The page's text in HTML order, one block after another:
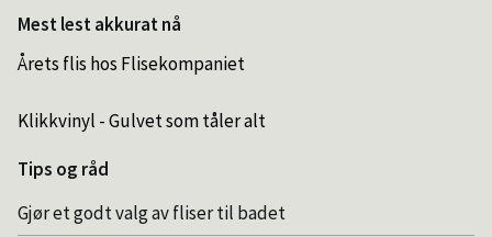
Mest lest akkurat nå
Årets flis hos Flisekompaniet
Klikkvinyl - Gulvet som tåler alt
Tips og råd
Gjør et godt valg av fliser til badet